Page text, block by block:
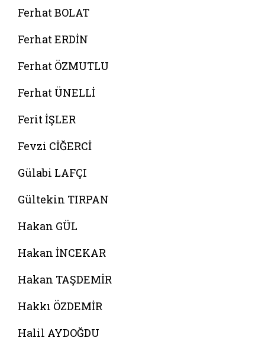
Ferhat BOLAT
Ferhat ERDİN
Ferhat ÖZMUTLU
Ferhat ÜNELLİ
Ferit İŞLER
Fevzi CİĞERCİ
Gülabi LAFÇI
Gültekin TIRPAN
Hakan GÜL
Hakan İNCEKAR
Hakan TAŞDEMİR
Hakkı ÖZDEMİR
Halil AYDOĞDU